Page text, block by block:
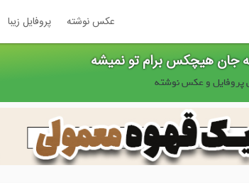
عکس نوشته پروفایل زیبا
جان هیچکس برام تو نمیشه
پروفایل و عکس نوشته